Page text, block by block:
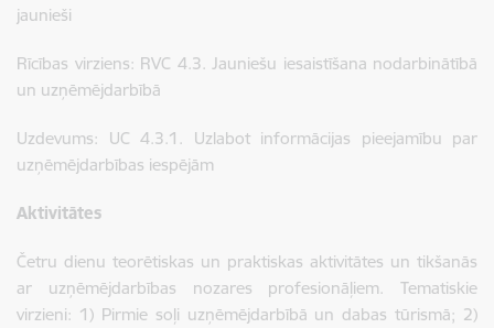
jaunieši
Rīcības virziens: RVC 4.3. Jauniešu iesaistīšana nodarbinātībā
un uzņēmējdarbībā
Uzdevums: UC 4.3.1. Uzlabot informācijas pieejamību par
uzņēmējdarbības iespējām
Aktivitātes
Četru dienu teorētiskas un praktiskas aktivitātes un tikšanās
ar uzņēmējdarbības nozares profesionāļiem. Tematiskie
virzieni: 1) Pirmie soļi uzņēmējdarbībā un dabas tūrismā; 2)